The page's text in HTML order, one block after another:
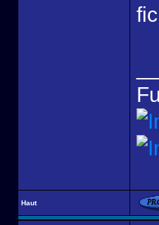
Haut